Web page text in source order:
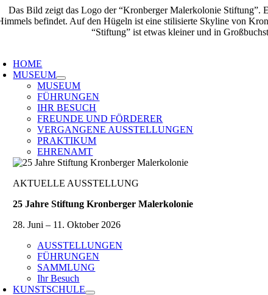
Zum
Inhalt
HOME
MUSEUM
MUSEUM
FÜHRUNGEN
IHR BESUCH
FREUNDE UND FÖRDERER
VERGANGENE AUSSTELLUNGEN
PRAKTIKUM
EHRENAMT
AKTUELLE AUSSTELLUNG
25 Jahre Stiftung Kronberger Malerkolonie
28. Juni – 11. Oktober 2026
AUSSTELLUNGEN
FÜHRUNGEN
SAMMLUNG
Ihr Besuch
KUNSTSCHULE